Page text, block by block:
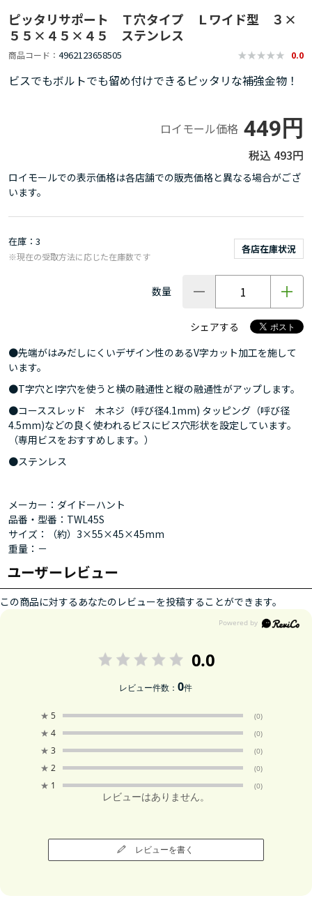
ピッタリサポート Ｔ穴タイプ Ｌワイド型 ３×
５５×４５×４５ ステンレス
商品コード 4962123658505 0.0
ビスでもボルトでも留め付けできるピッタリな補強金物！
ロイモール価格 449円
493円
ロイモールでの表示価格は各店舗での販売価格と異なる場合がござ
います。
在庫 3
各店在庫状況
※現在の受取方法に応じた在庫数です
数量
シェアする
●先端がはみだしにくいデザイン性のあるV字カット加工を施して
います。
●T字穴とI字穴を使うと横の融通性と縦の融通性がアップします。
●コーススレッド 木ネジ（呼び径4.1mm) タッピング（呼び径
4.5mm)などの良く使われるビスにビス穴形状を設定しています。
（専用ビスをおすすめします。）
●ステンレス
メーカー：ダイドーハント
品番・型番：TWL45S
サイズ：（約）3×55×45×45mm
重量：－
ユーザーレビュー
この商品に対するあなたのレビューを投稿することができます。
0.0
レビュー件数：0件
★ 5 (0)
★ 4 (0)
★ 3 (0)
★ 2 (0)
★ 1 (0)
レビューはありません。
レビューを書く